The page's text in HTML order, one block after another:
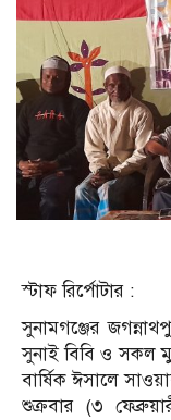
স্টাফ রির্পোটার :
সুনামগঞ্জের
সুনাই বিবি ও সকল
বার্ষিক ঈসালে
শুক্রবার (৩